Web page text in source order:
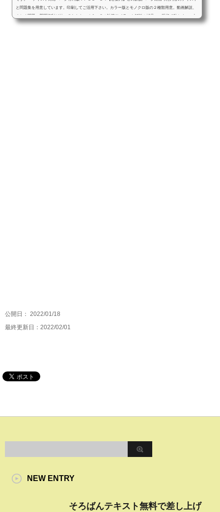
と問題集を用意しています。印刷してご活用下さい。カラー版とモノクロ版の２種類用意。動画解説、
まとめ問題、質問権利が付いてきます。 ４９＋５の計算※イラスト解説の補足➡：親指で動かす➡：人
差し指で動かす１０をつくる計...
公開日： 2022/01/18
最終更新日：2022/02/01
NEW ENTRY
そろばんテキスト無料で差し上げ